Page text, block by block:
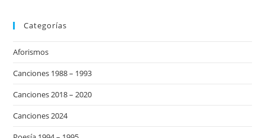
Categorías
Aforismos
Canciones 1988 – 1993
Canciones 2018 – 2020
Canciones 2024